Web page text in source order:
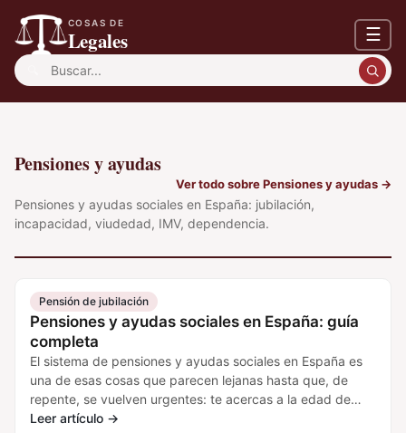
COSAS DE
Legales ☰
Buscar:
Pensiones y ayudas
Pensiones y ayudas sociales en España: jubilación,
incapacidad, viudedad, IMV, dependencia.
Ver todo sobre Pensiones y ayudas →
Pensión de jubilación
Pensiones y ayudas sociales en España: guía
completa
El sistema de pensiones y ayudas sociales en España es
una de esas cosas que parecen lejanas hasta que, de
repente, se vuelven urgentes: te acercas a la edad de…
Leer artículo →